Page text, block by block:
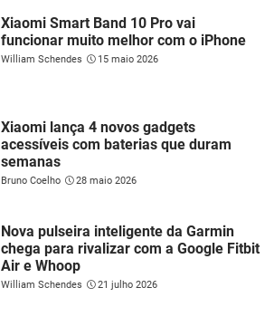
Xiaomi Smart Band 10 Pro vai
funcionar muito melhor com o iPhone
William Schendes 15 maio 2026
Xiaomi lança 4 novos gadgets
acessíveis com baterias que duram
semanas
Bruno Coelho 28 maio 2026
Nova pulseira inteligente da Garmin
chega para rivalizar com a Google Fitbit
Air e Whoop
William Schendes 21 julho 2026